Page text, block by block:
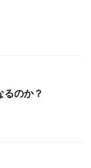
るのか？